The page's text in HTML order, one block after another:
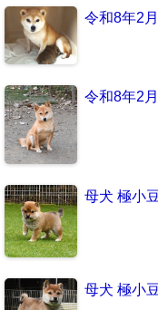
令和8年2
令和8年2
母犬 極小
母犬 極小